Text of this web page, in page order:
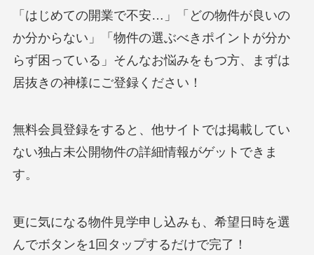
「はじめての開業で不安…」「どの物件が良いの
か分からない」「物件の選ぶべきポイントが分か
らず困っている」そんなお悩みをもつ方、まずは
居抜きの神様にご登録ください！
無料会員登録をすると、他サイトでは掲載してい
ない独占未公開物件の詳細情報がゲットできま
す。
更に気になる物件見学申し込みも、希望日時を選
んでボタンを1回タップするだけで完了！